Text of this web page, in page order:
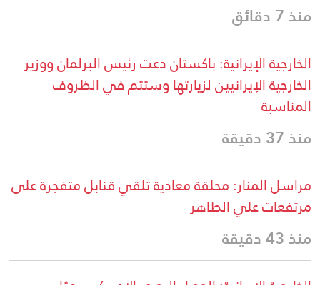
منذ 7 دقائق
الخارجية الإيرانية: باكستان دعت رئيس البرلمان ووزير
الخارجية الإيرانيين لزيارتها وستتم في الظروف
المناسبة
منذ 37 دقيقة
مراسل المنار: محلقة معادية تلقي قنابل متفجرة على
مرتفعات علي الطاهر
منذ 43 دقيقة